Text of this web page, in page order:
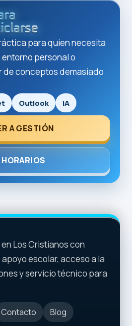
para quien necesita
personal o
de conceptos demasiado
Outlook IA
A GESTIÓN
HORARIOS
Los Cristianos con
escolar, acceso a la
y servicio técnico para
Contacto
Blog